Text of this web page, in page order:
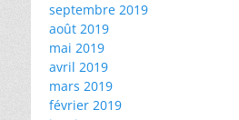
septembre 2019
août 2019
mai 2019
avril 2019
mars 2019
février 2019